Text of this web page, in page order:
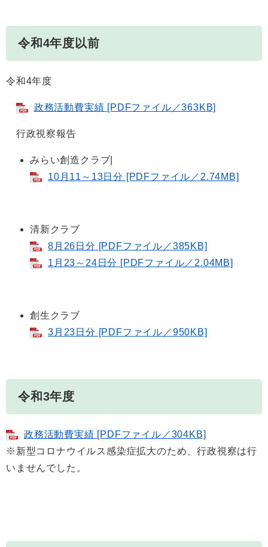
令和4年度以前
令和4年度
政務活動費実績 [PDFファイル／363KB]
行政視察報告
みらい創造クラブ|
10月11～13日分 [PDFファイル／2.74MB]
清新クラブ
8月26日分 [PDFファイル／385KB]
1月23～24日分 [PDFファイル／2.04MB]
創生クラブ
3月23日分 [PDFファイル／950KB]
令和3年度
政務活動費実績 [PDFファイル／304KB]
※新型コロナウイルス感染症拡大のため、行政視察は行
いませんでした。